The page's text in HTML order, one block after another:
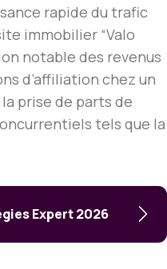
rapide du trafic
immobilier “Valo
notable des revenus
d’affiliation chez un
prise de parts de
tels que la
Expert 2026